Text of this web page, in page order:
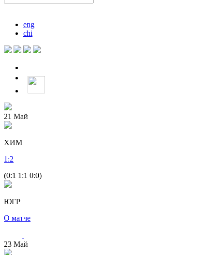
eng
chi
21 Май
ХИМ
1 :2
(0:1 1:1 0:0)
ЮГР
О матче
23 Май